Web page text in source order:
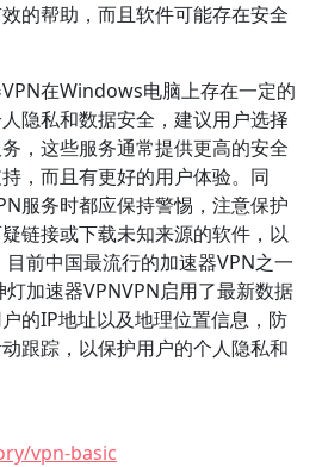
的帮助，而且软件可能存在安全
在Windows电脑上存在一定的
隐私和数据安全，建议用户选择
，这些服务通常提供更高的安全
，而且有更好的用户体验。同
服务时都应保持警惕，注意保护
链接或下载未知来源的软件，以
前中国最流行的加速器VPN之一
加速器VPNVPN启用了最新数据
的IP地址以及地理位置信息，防
跟踪，以保护用户的个人隐私和
vpn-basic